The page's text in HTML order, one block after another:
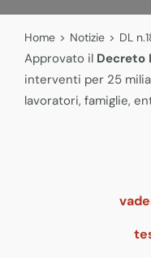
Home > Notizie > DL
Approvato il Decreto
interventi per 25
lavoratori, famiglie,